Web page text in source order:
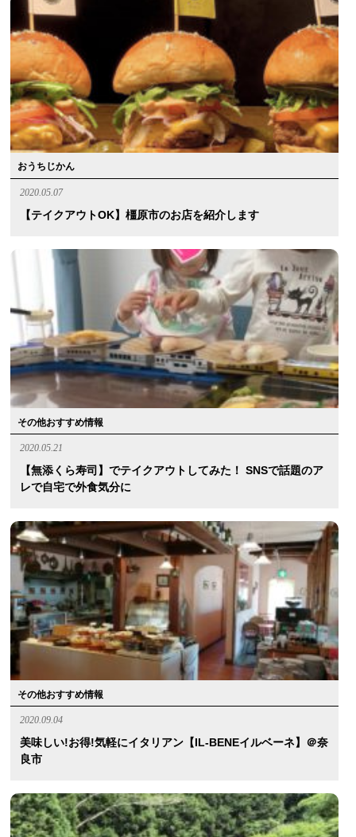
おうちじかん
2020.05.07
【テイクアウトOK】橿原市のお店を紹介します
その他おすすめ情報
2020.05.21
【無添くら寿司】でテイクアウトしてみた！ SNSで話題のア
レで自宅で外食気分に
その他おすすめ情報
2020.09.04
美味しい!お得!気軽にイタリアン【IL-BENEイルベーネ】＠奈
良市